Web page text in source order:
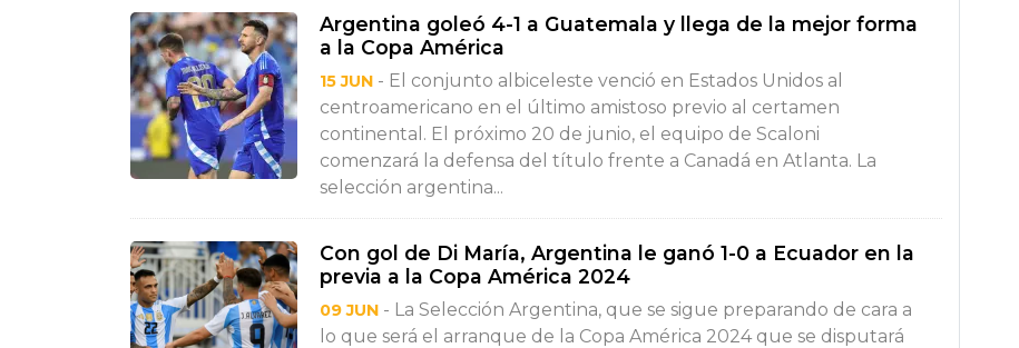
Argentina goleó 4-1 a Guatemala y llega de la mejor forma
a la Copa América
15 JUN - El conjunto albiceleste venció en Estados Unidos al
centroamericano en el último amistoso previo al certamen
continental. El próximo 20 de junio, el equipo de Scaloni
comenzará la defensa del título frente a Canadá en Atlanta. La
selección argentina...
Con gol de Di María, Argentina le ganó 1-0 a Ecuador en la
previa a la Copa América 2024
09 JUN - La Selección Argentina, que se sigue preparando de cara a
lo que será el arranque de la Copa América 2024 que se disputará